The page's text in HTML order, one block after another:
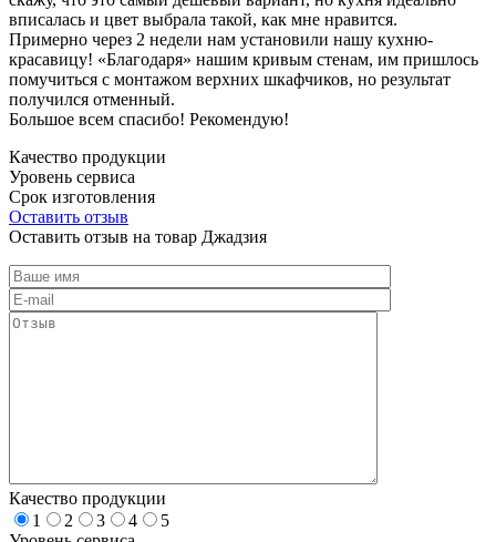
вписалась и цвет выбрала такой, как мне нравится.
Примерно через 2 недели нам установили нашу кухню-
красавицу! «Благодаря» нашим кривым стенам, им пришлось
помучиться с монтажом верхних шкафчиков, но результат
получился отменный.
Большое всем спасибо! Рекомендую!
Качество продукции
Уровень сервиса
Срок изготовления
Оставить отзыв
Оставить отзыв на товар Джадзия
Качество продукции
1
2 3 4
5